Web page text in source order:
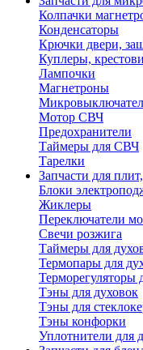
Колпачки
Конденсаторы
Крючки двери,
Куплеры,
Лампочки
Магнетроны
Мотор СВЧ
Предохранители
Таймеры для СВЧ
Тарелки
Запчасти для
Блоки
Жиклеры
Переключатели
Свечи розжига
Таймеры для
Термопары для
Терморегуляторы
Тэны для духовок
Тэны для
Тэны конфорки
Уплотнители для